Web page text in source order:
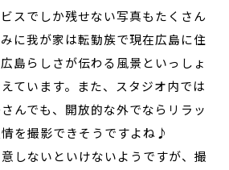
スでしか残せない写真もたくさん
に我が家は転勤族で現在広島に住
島らしさが伝わる風景といっしょ
ています。また、スタジオ内では
んでも、開放的な外でならリラッ
を撮影できそうですよね♪
しないといけないようですが、撮